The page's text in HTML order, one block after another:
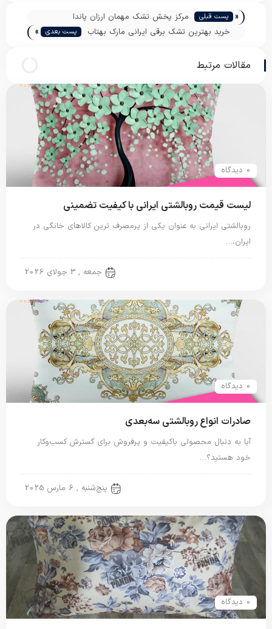
« پست قبلی
مرکز پخش تشک مهمان ارزان پاندا
خرید بهترین تشک برقی ایرانی مارک بهتاب
پست بعدی »
مقالات مرتبط
0 دیدگاه
لیست قیمت روبالشتی ایرانی با کیفیت تضمینی
روبالشتی ایرانی به عنوان یکی از پرمصرف ترین کالاهای خانگی در
ایران،…
جمعه , 3 جولای 2026
0 دیدگاه
صادرات انواع روبالشتی سه‌بعدی
آیا به دنبال محصولی باکیفیت و پرفروش برای گسترش کسب‌وکار
خود هستید؟…
پنج‌شنبه , 6 مارس 2025
0 دیدگاه